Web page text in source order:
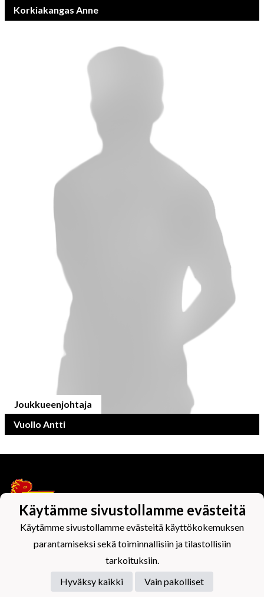
Korkiakangas Anne
Joukkueenjohtaja
Vuollo Antti
Tietosuojaseloste
Käytämme sivustollamme evästeitä
Käytämme sivustollamme evästeitä käyttökokemuksen
parantamiseksi sekä toiminnallisiin ja tilastollisiin
tarkoituksiin.
Hyväksy kaikki
Vain pakolliset